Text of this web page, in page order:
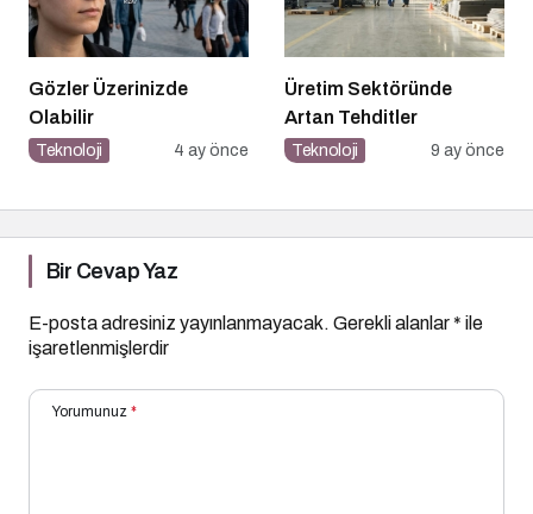
Gözler Üzerinizde
Olabilir
Teknoloji 4 ay önce
Üretim Sektöründe
Artan Tehditler
Teknoloji 9 ay önce
Bir Cevap Yaz
E-posta adresiniz yayınlanmayacak. Gerekli alanlar* ile
işaretlenmişlerdir
Yorumunuz *